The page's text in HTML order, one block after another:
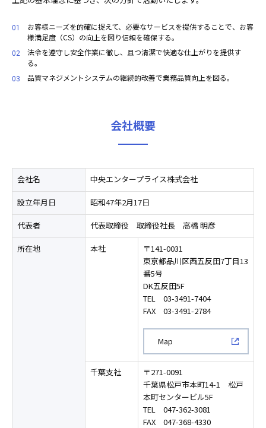
01
お客様ニーズを的確に捉えて、必要なサービスを提供することで、お客
様満足度（CS）の向上を図り信頼を確保する。
02
法令を遵守し安全作業に徹し、且つ清潔で快適な仕上がりを提供す
る。
03 品質マネジメントシステムの継続的改善で業務品質向上を図る。
会社概要
会社名 中央エンタープライス株式会社
設立年月日 昭和47年2月17日
代表者 代表取締役 取締役社長 高橋 明彦
所在地 本社
〒141-0031
東京都品川区西五反田7丁目13
番5号
DK五反田5F
TEL 03-3491-7404
FAX 03-3491-2784
Map 新規ウィンドウで開く
千葉支社
〒271-0091
千葉県松戸市本町14-1 松戸
本町センタービル5F
TEL 047-362-3081
FAX 047-368-4330